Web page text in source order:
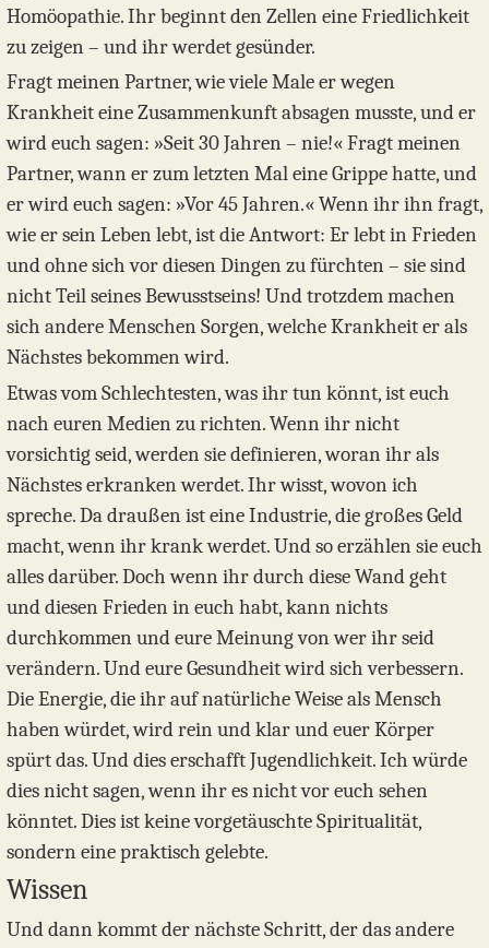
Homöopathie. Ihr beginnt den Zellen eine Friedlichkeit
zu zeigen – und ihr werdet gesünder.
Fragt meinen Partner, wie viele Male er wegen
Krankheit eine Zusammenkunft absagen musste, und er
wird euch sagen: »Seit 30 Jahren – nie!« Fragt meinen
Partner, wann er zum letzten Mal eine Grippe hatte, und
er wird euch sagen: »Vor 45 Jahren.« Wenn ihr ihn fragt,
wie er sein Leben lebt, ist die Antwort: Er lebt in Frieden
und ohne sich vor diesen Dingen zu fürchten – sie sind
nicht Teil seines Bewusstseins! Und trotzdem machen
sich andere Menschen Sorgen, welche Krankheit er als
Nächstes bekommen wird.
Etwas vom Schlechtesten, was ihr tun könnt, ist euch
nach euren Medien zu richten. Wenn ihr nicht
vorsichtig seid, werden sie definieren, woran ihr als
Nächstes erkranken werdet. Ihr wisst, wovon ich
spreche. Da draußen ist eine Industrie, die großes Geld
macht, wenn ihr krank werdet. Und so erzählen sie euch
alles darüber. Doch wenn ihr durch diese Wand geht
und diesen Frieden in euch habt, kann nichts
durchkommen und eure Meinung von wer ihr seid
verändern. Und eure Gesundheit wird sich verbessern.
Die Energie, die ihr auf natürliche Weise als Mensch
haben würdet, wird rein und klar und euer Körper
spürt das. Und dies erschafft Jugendlichkeit. Ich würde
dies nicht sagen, wenn ihr es nicht vor euch sehen
könntet. Dies ist keine vorgetäuschte Spiritualität,
sondern eine praktisch gelebte.
Wissen
Und dann kommt der nächste Schritt, der das andere